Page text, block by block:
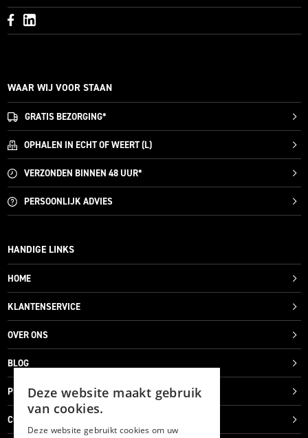
WAAR WIJ VOOR STAAN
GRATISBEZORGING*
OPHALEN IN ECHT OF WEERT (L)
VERZONDEN BINNEN 48 UUR*
PERSOONLIJKADVIES
HANDIGE LINKS
HOME
KLANTENSERVICE
OVER ONS
BLOG
PRIVACYVERKLARING
COOKIES
Deze website maakt gebruik
van cookies.
Deze website gebruikt cookies om uw